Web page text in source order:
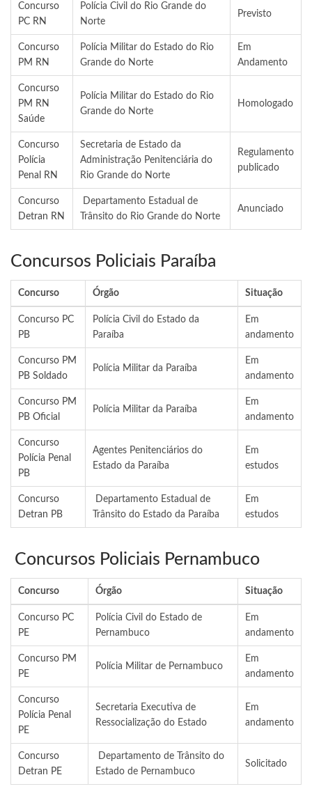
Concurso
PC RN
Polícia Civil do Rio Grande do
Norte
Previsto
Concurso
PM RN
Polícia Militar do Estado do Rio
Grande do Norte
Em
Andamento
Concurso
PM RN
Saúde
Polícia Militar do Estado do Rio
Grande do Norte
Homologado
Concurso
Polícia
Penal RN
Secretaria de Estado da
Administração Penitenciária do
Rio Grande do Norte
Regulamento
publicado
Concurso
Detran RN
Departamento Estadual de
Trânsito do Rio Grande do Norte
Anunciado
Concursos Policiais Paraíba
Concurso Órgão Situação
Concurso PC
PB
Polícia Civil do Estado da
Paraíba
Em
andamento
Concurso PM
PB Soldado
Polícia Militar da Paraíba
Em
andamento
Concurso PM
PB Oficial
Polícia Militar da Paraíba
Em
andamento
Concurso
Polícia Penal
PB
Agentes Penitenciários do
Estado da Paraíba
Em
estudos
Concurso
Detran PB
Departamento Estadual de
Trânsito do Estado da Paraíba
Em
estudos
Concursos Policiais Pernambuco
Concurso Órgão Situação
Concurso PC
PE
Polícia Civil do Estado de
Pernambuco
Em
andamento
Concurso PM
PE
Polícia Militar de Pernambuco
Em
andamento
Concurso
Polícia Penal
PE
Secretaria Executiva de
Ressocialização do Estado
Em
andamento
Concurso
Detran PE
Departamento de Trânsito do
Estado de Pernambuco
Solicitado